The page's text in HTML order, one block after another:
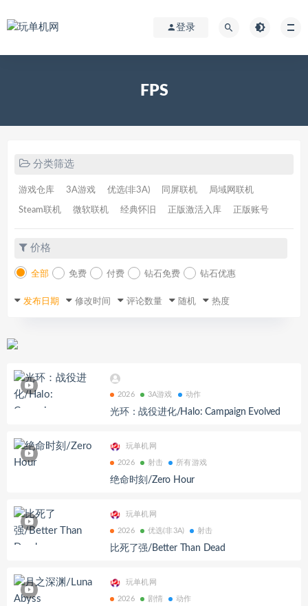
登录
FPS
分类筛选
游戏仓库 3A游戏 优选(非3A) 同屏联机 局域网联机
Steam联机 微软联机 经典怀旧 正版激活入库 正版账号
价格
全部 免费 付费 钻石免费 钻石优惠
发布日期 修改时间 评论数量 随机 热度
2026 3A游戏 动作
光环：战役进化/Halo: Campaign Evolved
玩单机网
2026 射击 所有游戏
绝命时刻/Zero Hour
玩单机网
2026 优选(非3A) 射击
比死了强/Better Than Dead
玩单机网
2026 剧情 动作